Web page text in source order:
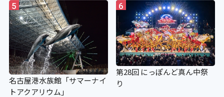
5
名古屋港水族館「サマーナイ
トアクアリウム」
6
第28回 にっぽんど真ん中祭
り